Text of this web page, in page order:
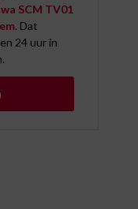
SCM TV01
. Dat
24 uur in